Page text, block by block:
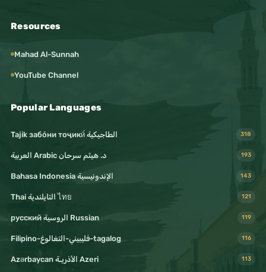
Resources
Mahad Al-Sunnah
YouTube Channel
Popular Languages
Tajik забо́ни тоҷикӣ́ الطاجيكية 318
د. هيثم سرحان Arabic العربية 193
Bahasa Indonesia الإندونيسية 143
Thai التايلندية ไทย 121
русский الروسية Russian 119
Filipino-فليبيني-التغالوغ-tagalog 116
Azərbaycan الأذريـة Azeri 113